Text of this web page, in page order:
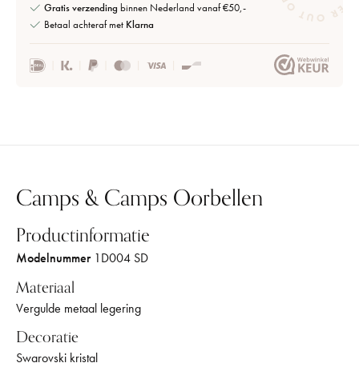
Gratis verzending binnen Nederland vanaf €50,-
Betaal achteraf met Klarna
Camps & Camps Oorbellen
Productinformatie
Modelnummer1D004 SD
Materiaal
Vergulde metaal legering
Decoratie
Swarovski kristal